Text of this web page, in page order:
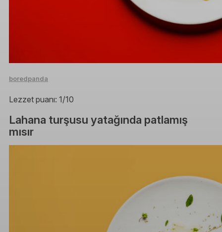
boredpanda
Lezzet puanı: 1/10
Lahana turşusu yatağında patlamış
mısır